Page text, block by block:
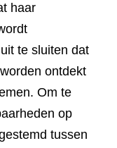
haar
te sluiten dat
ontdekt
Om te
op
tussen